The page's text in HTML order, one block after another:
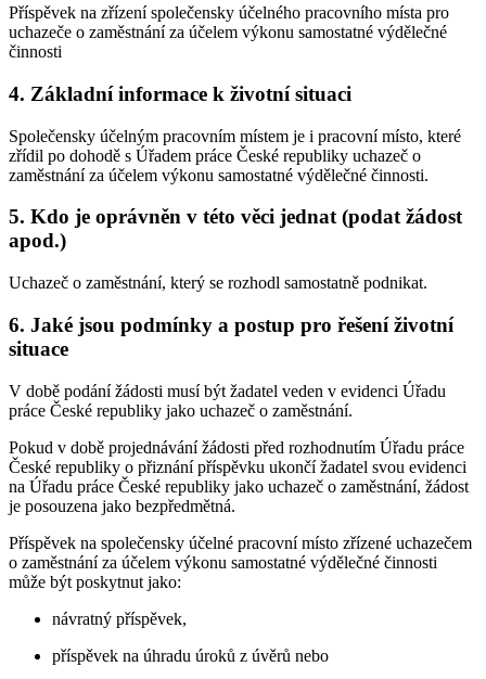
Příspěvek na zřízení společensky účelného pracovního místa pro
uchazeče o zaměstnání za účelem výkonu samostatné výdělečné
činnosti
4. Základní informace k životní situaci
Společensky účelným pracovním místem je i pracovní místo, které
zřídil po dohodě s Úřadem práce České republiky uchazeč o
zaměstnání za účelem výkonu samostatné výdělečné činnosti.
5. Kdo je oprávněn v této věci jednat (podat žádost
apod.)
Uchazeč o zaměstnání, který se rozhodl samostatně podnikat.
6. Jaké jsou podmínky a postup pro řešení životní
situace
V době podání žádosti musí být žadatel veden v evidenci Úřadu
práce České republiky jako uchazeč o zaměstnání.
Pokud v době projednávání žádosti před rozhodnutím Úřadu práce
České republiky o přiznání příspěvku ukončí žadatel svou evidenci
na Úřadu práce České republiky jako uchazeč o zaměstnání, žádost
je posouzena jako bezpředmětná.
Příspěvek na společensky účelné pracovní místo zřízené uchazečem
o zaměstnání za účelem výkonu samostatné výdělečné činnosti
může být poskytnut jako:
návratný příspěvek,
příspěvek na úhradu úroků z úvěrů nebo